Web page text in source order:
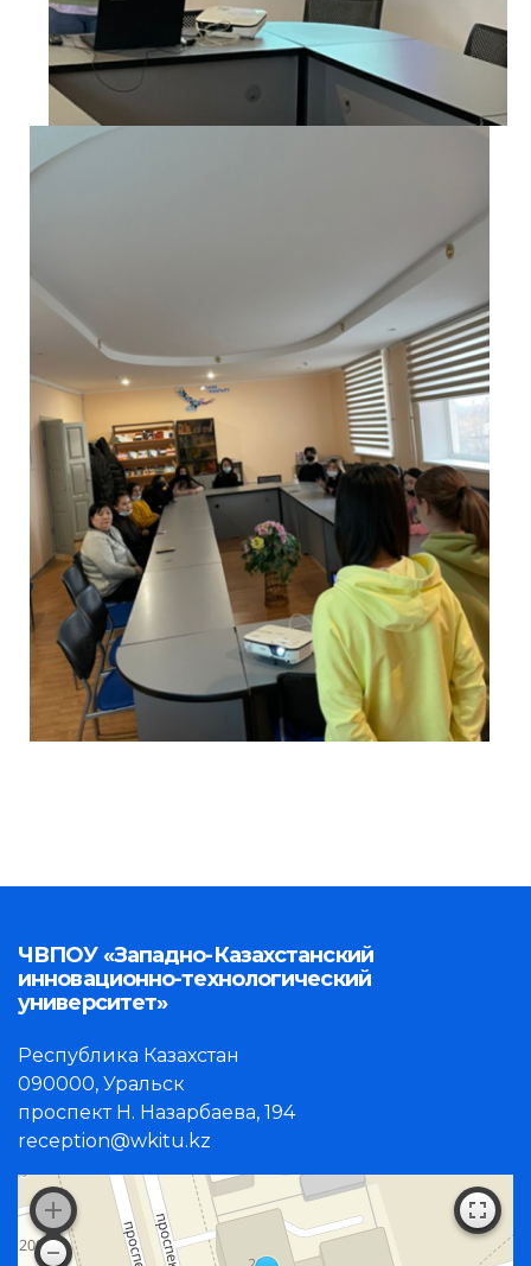
ЧВПОУ «Западно-Казахстанский
инновационно-технологический
университет»
Республика Казахстан
090000, Уральск
проспект Н. Назарбаева, 194
reception@wkitu.kz